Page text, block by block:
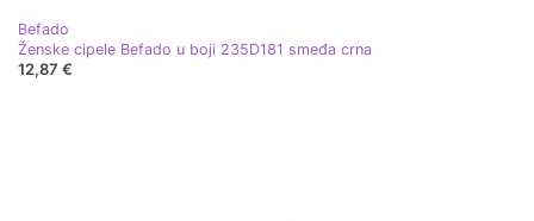
Befado
Ženske cipele Befado u boji 235D181 smeđa crna
12,87 €